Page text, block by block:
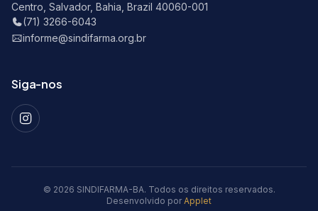
Centro, Salvador, Bahia, Brazil 40060-001
(71) 3266-6043
informe@sindifarma.org.br
Siga-nos
© 2026 SINDIFARMA-BA. Todos os direitos reservados.
Desenvolvido porApplet